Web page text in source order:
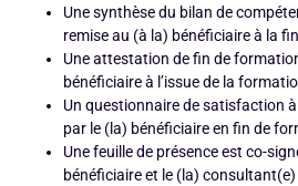
Une synthèse du bilan de
remise au (à la) bénéficiaire à la
Une attestation de fin de
bénéficiaire à l’issue de la
Un questionnaire de satisfaction
par le (la) bénéficiaire en fin de
Une feuille de présence est co-
bénéficiaire et le (la)